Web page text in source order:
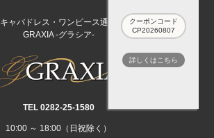
キャバドレス・ワンピース通販
GRAXIA -グラシア-
TEL 0282‐25‐1580
10:00 ～ 18:00（日祝除く）
クーポンコード
CP20260807
詳しくはこちら